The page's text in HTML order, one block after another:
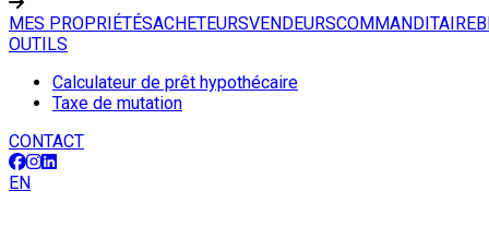
MES PROPRIÉTÉSACHETEURSVENDEURSCOMMANDITAIRE
OUTILS
Calculateur de prêt hypothécaire
Taxe de mutation
CONTACT
EN